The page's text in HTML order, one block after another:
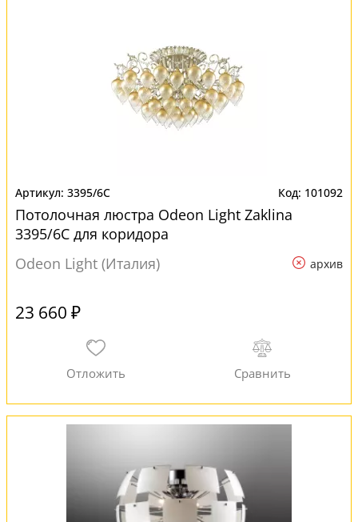
3395/6C 101092
Потолочная люстра Odeon Light Zaklina
3395/6C для коридора
Odeon Light (Италия)
архив
23 660 ₽